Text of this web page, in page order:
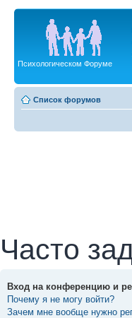
Психологическом Форуме
Список форумов
Часто
Вход на конференцию и
Почему я не могу войти?
Зачем мне вообще нужно